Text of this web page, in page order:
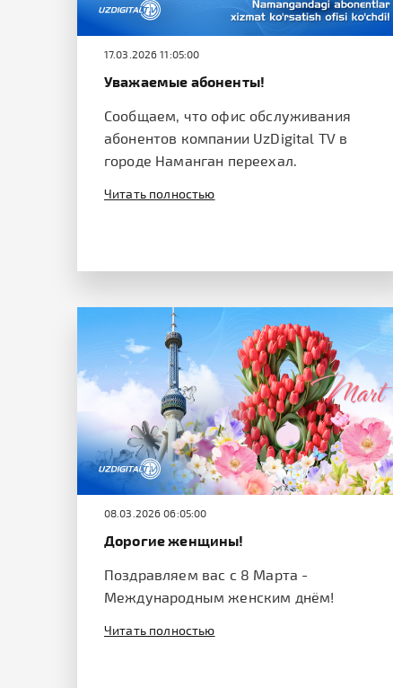
17.03.2026 11:05:00
Уважаемые абоненты!
Сообщаем, что офис обслуживания
абонентов компании UzDigital TV в
городе Наманган переехал.
Читать полностью
08.03.2026 06:05:00
Дорогие женщины!
Поздравляем вас с 8 Марта -
Международным женским днём!
Читать полностью